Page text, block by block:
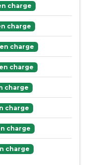
charge
charge
charge
charge
charge
charge
charge
charge